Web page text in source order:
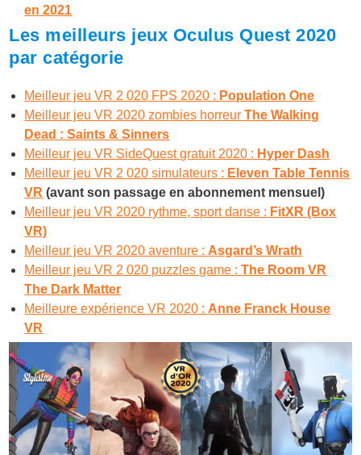
en 2021
Les meilleurs jeux Oculus Quest 2020
par catégorie
Meilleur jeu VR 2 020 FPS 2020 : Population One
Meilleur jeu VR 2020 zombies horreurThe Walking
Dead : Saints & Sinners
Meilleur jeu VR SideQuest gratuit 2020 : Hyper Dash
Meilleur jeu VR 2 020 simulateurs : Eleven Table Tennis
VR (avant son passage en abonnement mensuel)
Meilleur jeu VR 2020 rythme, sport danse : FitXR (Box
VR)
Meilleur jeu VR 2020 aventure :Asgard’s Wrath
Meilleur jeu VR 2 020 puzzles game :The Room VR
The Dark Matter
Meilleure expérience VR 2020 :Anne Franck House
VR